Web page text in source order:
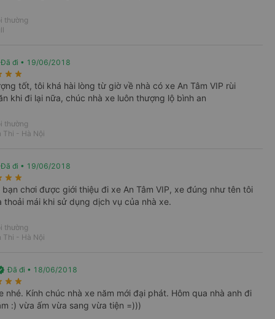
Vé xe Tết
thường
Đã đi • 19/06/2018
star_rate star_rate
tốt, tôi khá hài lòng từ giờ về nhà có xe An Tâm VIP rùi
khi đi lại nữa, chúc nhà xe luôn thượng lộ bình an
thường
Thi - Hà Nội
Đã đi • 19/06/2018
star_rate star_rate
chơi được giới thiệu đi xe An Tâm VIP, xe đúng như tên tôi
thoải mái khi sử dụng dịch vụ của nhà xe.
thường
Thi - Hà Nội
Đã đi • 18/06/2018
star_rate star_rate
nhé. Kính chúc nhà xe năm mới đại phát. Hôm qua nhà anh đi
:) vừa ấm vừa sang vừa tiện =)))